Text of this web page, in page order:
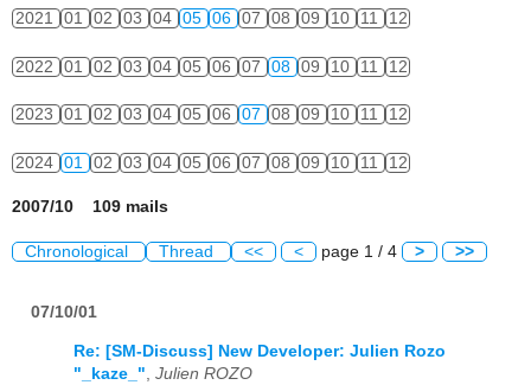
2021 01 02 03 04 05 06 07 08 09 10 11 12
2022 01 02 03 04 05 06 07 08 09 10 11 12
2023 01 02 03 04 05 06 07 08 09 10 11 12
2024 01 02 03 04 05 06 07 08 09 10 11 12
2007/10 109 mails
Chronological Thread << < page 1 / 4 > >>
07/10/01
Re: [SM-Discuss] New Developer: Julien Rozo
"_kaze_" Julien ROZO